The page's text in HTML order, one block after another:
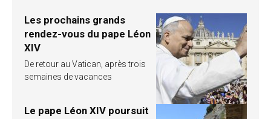
Les prochains grands
rendez-vous du pape Léon
XIV
De retour au Vatican, après trois
semaines de vacances
Le pape Léon XIV poursuit